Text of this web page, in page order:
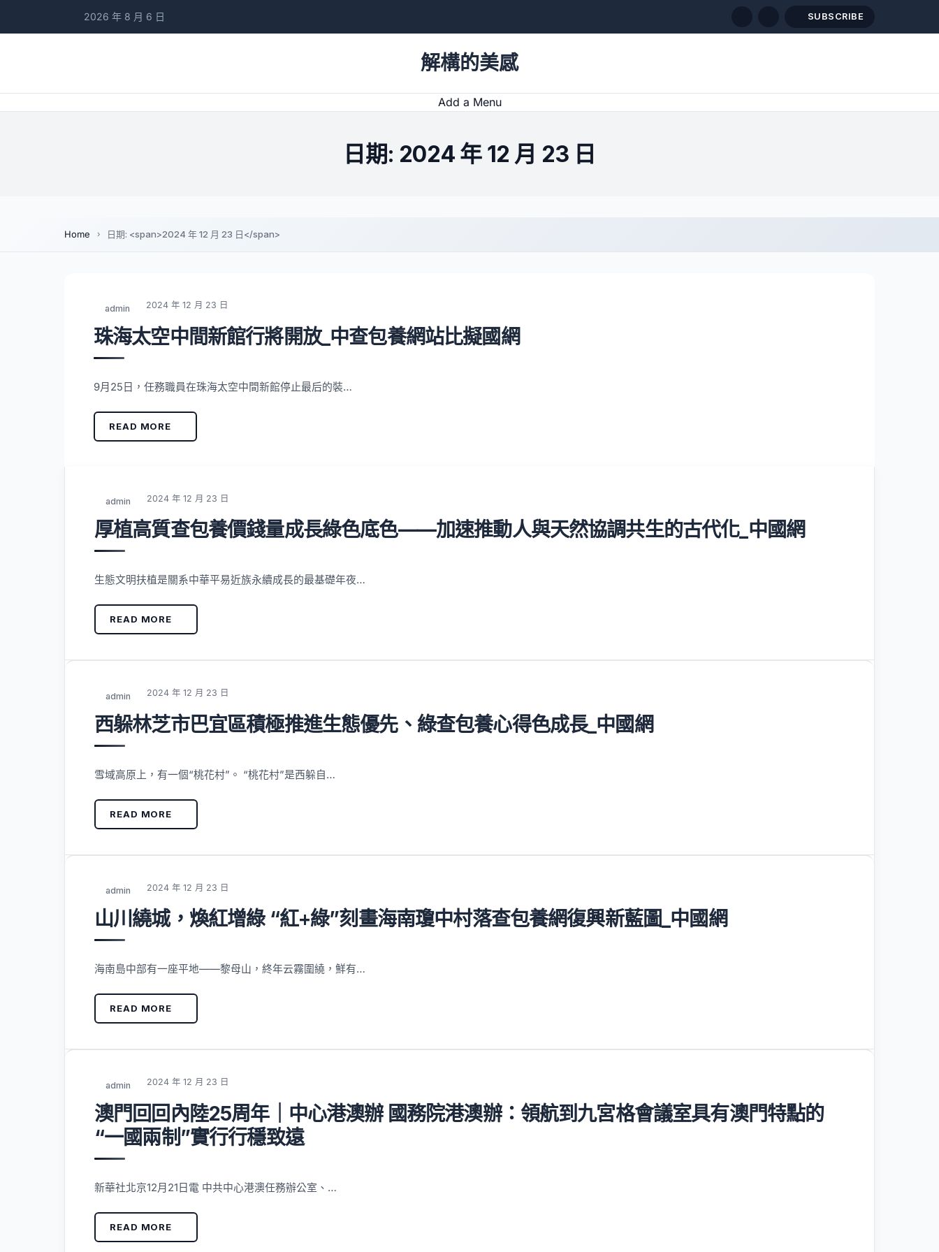
2026 年 8 月 6 日 SUBSCRIBE
解構的美感
Add a Menu
日期: 2024 年 12 月 23 日
Home 日期: <span>2024 年 12 月 23 日</span>
admin 2024 年 12 月 23 日
珠海太空中間新館行將開放_中查包養網站比擬國網
9月25日，任務職員在珠海太空中間新館停止最后的裝…
READ MORE
admin 2024 年 12 月 23 日
厚植高質查包養價錢量成長綠色底色——加速推動人與天然協調共生的古代化_中國網
生態文明扶植是關系中華平易近族永續成長的最基礎年夜…
READ MORE
admin 2024 年 12 月 23 日
西躲林芝市巴宜區積極推進生態優先、綠查包養心得色成長_中國網
雪域高原上，有一個“桃花村”。 “桃花村”是西躲自…
READ MORE
admin 2024 年 12 月 23 日
山川繞城，煥紅增綠 “紅+綠”刻畫海南瓊中村落查包養網復興新藍圖_中國網
海南島中部有一座平地——黎母山，終年云霧圍繞，鮮有…
READ MORE
admin 2024 年 12 月 23 日
澳門回回內陸25周年｜中心港澳辦 國務院港澳辦：領航到九宮格會議室具有澳門特點的
“一國兩制”實行行穩致遠
新華社北京12月21日電 中共中心港澳任務辦公室、…
READ MORE